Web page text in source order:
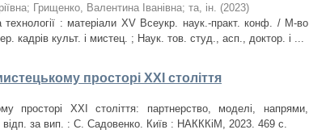
; Грищенко, Валентина Іванівна; та, ін. (2023)
технології : матеріали XV Всеукр. наук.-практ. конф. / М-во
кадрів культ. і мистец. ; Наук. тов. студ., асп., доктор. і ...
просторі ХХІ століття
просторі ХХІ століття: партнерство, моделі, напрями,
відп. за вип. : С. Садовенко. Київ : НАКККіМ, 2023. 469 с.